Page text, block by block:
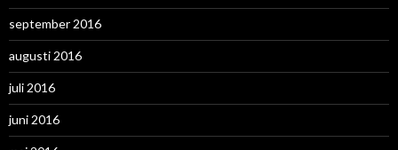
september 2016
augusti 2016
juli 2016
juni 2016